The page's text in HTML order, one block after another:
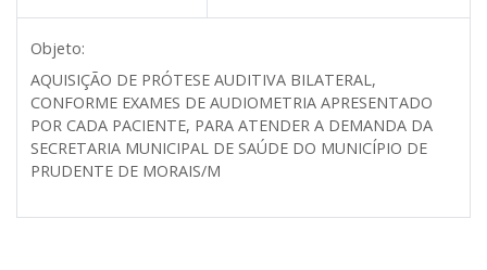
Objeto:
AQUISIÇÃO DE PRÓTESE AUDITIVA BILATERAL,
CONFORME EXAMES DE AUDIOMETRIA APRESENTADO
POR CADA PACIENTE, PARA ATENDER A DEMANDA DA
SECRETARIA MUNICIPAL DE SAÚDE DO MUNICÍPIO DE
PRUDENTE DE MORAIS/M